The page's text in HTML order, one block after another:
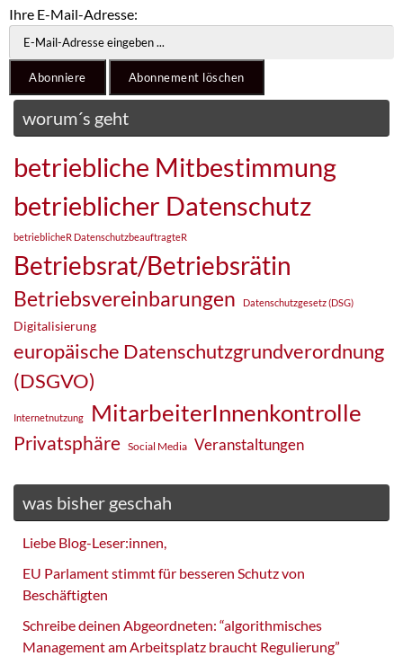
Ihre E-Mail-Adresse:
worum´s geht
betriebliche Mitbestimmung
betrieblicher Datenschutz
betrieblicheR DatenschutzbeauftragteR
Betriebsrat/Betriebsrätin
Betriebsvereinbarungen Datenschutzgesetz (DSG)
Digitalisierung
europäische Datenschutzgrundverordnung
(DSGVO)
Internetnutzung MitarbeiterInnenkontrolle
Privatsphäre Social Media Veranstaltungen
was bisher geschah
Liebe Blog-Leser:innen,
EU Parlament stimmt für besseren Schutz von
Beschäftigten
Schreibe deinen Abgeordneten: “algorithmisches
Management am Arbeitsplatz braucht Regulierung”